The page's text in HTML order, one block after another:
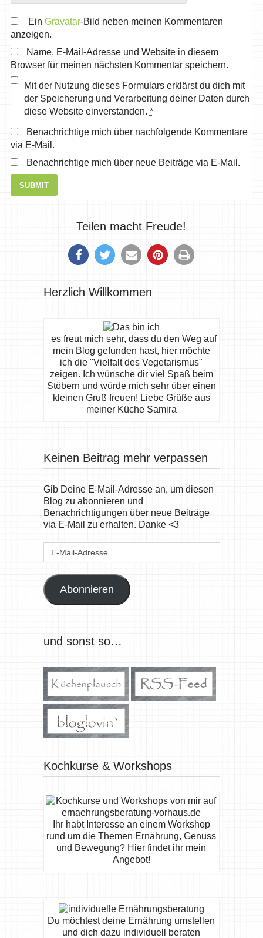
Ein Gravatar-Bild neben meinen Kommentaren
anzeigen.
Name, E-Mail-Adresse und Website in diesem
Browser für meinen nächsten Kommentar speichern.
Mit der Nutzung dieses Formulars erklärst du dich mit
der Speicherung und Verarbeitung deiner Daten durch
diese Website einverstanden. *
Benachrichtige mich über nachfolgende Kommentare
via E-Mail.
Benachrichtige mich über neue Beiträge via E-Mail.
Teilen macht Freude!
Herzlich Willkommen
es freut mich sehr, dass du den Weg auf
mein Blog gefunden hast, hier möchte
ich die "Vielfalt des Vegetarismus"
zeigen. Ich wünsche dir viel Spaß beim
Stöbern und würde mich sehr über einen
kleinen Gruß freuen! Liebe Grüße aus
meiner Küche Samira
Keinen Beitrag mehr verpassen
Gib Deine E-Mail-Adresse an, um diesen
Blog zu abonnieren und
Benachrichtigungen über neue Beiträge
via E-Mail zu erhalten. Danke <3
E-
Abonnieren
und sonst so…
Kochkurse & Workshops
Ihr habt Interesse an einem Workshop
rund um die Themen Ernährung, Genuss
und Bewegung? Hier findet ihr mein
Angebot!
Du möchtest deine Ernährung umstellen
und dich dazu individuell beraten